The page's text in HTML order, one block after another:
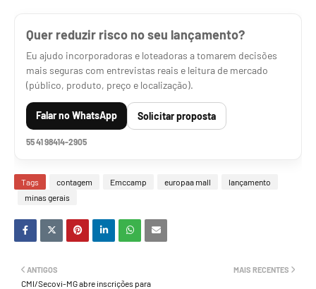
Quer reduzir risco no seu lançamento?
Eu ajudo incorporadoras e loteadoras a tomarem decisões
mais seguras com entrevistas reais e leitura de mercado
(público, produto, preço e localização).
Falar no WhatsApp Solicitar proposta
55 41 98414-2905
Tags contagem Emccamp europaa mall
lançamento
minas gerais
MAIS RECENTES
ANTIGOS
CMI/Secovi-MG abre inscrições para